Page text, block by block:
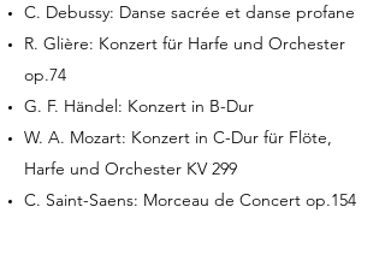
C. Debussy: Danse sacrée et danse profane
R. Glière: Konzert für Harfe und Orchester
op.74
G. F. Händel: Konzert in B-Dur
W. A. Mozart: Konzert in C-Dur für Flöte,
Harfe und Orchester KV 299
C. Saint-Saens: Morceau de Concert op.154